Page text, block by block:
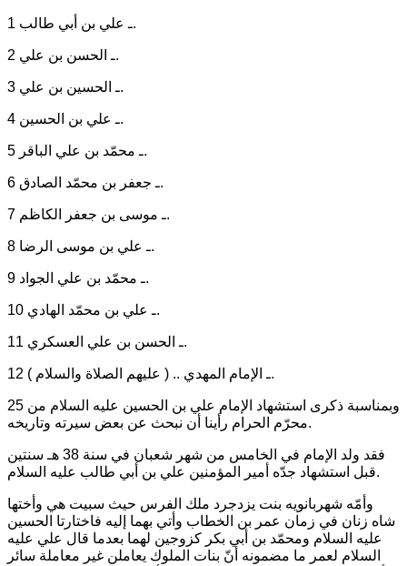
1 ـ علي بن أبي طالب.
2 ـ الحسن بن علي.
3 ـ الحسين بن علي.
4 ـ علي بن الحسين.
5 ـ محمّد بن علي الباقر.
6 ـ جعفر بن محمّد الصادق.
7 ـ موسى بن جعفر الكاظم.
8 ـ علي بن موسى الرضا.
9 ـ محمّد بن علي الجواد.
10 ـ علي بن محمّد الهادي.
11 ـ الحسن بن علي العسكري.
12 ـ الإمام المهدي .. ( عليهم الصلاة والسلام ).
وبمناسبة ذكرى استشهاد الإمام علي بن الحسين عليه السلام من 25
محرّم الحرام رأينا أن نبحث عن بعض سيرته وتاريخه.
فقد ولد الإمام في الخامس من شهر شعبان في سنة 38 هـ سنتين
قبل استشهاد جدّه أمير المؤمنين علي بن أبي طالب عليه السلام.
وأمّه شهربانويه بنت يزدجرد ملك الفرس حيث سبيت هي وأختها
شاه زنان في زمان عمر بن الخطاب وأتي بهما إليه فاختارتا الحسين
عليه السلام ومحمّد بن أبي بكر كزوجين لهما بعدما قال علي عليه
السلام لعمر ما مضمونه أنّ بنات الملوك يعاملن غير معاملة سائر